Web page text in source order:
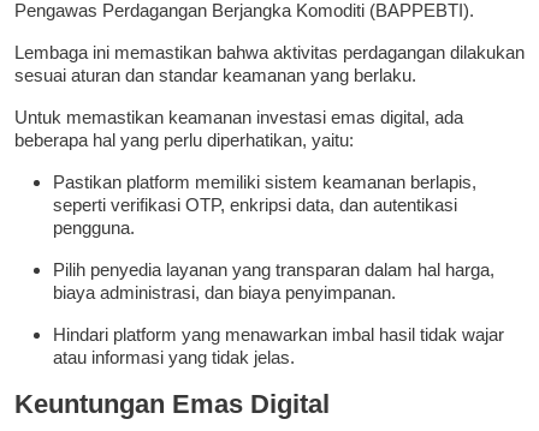
Pengawas Perdagangan Berjangka Komoditi (BAPPEBTI).
Lembaga ini memastikan bahwa aktivitas perdagangan dilakukan
sesuai aturan dan standar keamanan yang berlaku.
Untuk memastikan keamanan investasi emas digital, ada
beberapa hal yang perlu diperhatikan, yaitu:
Pastikan platform memiliki sistem keamanan berlapis,
seperti verifikasi OTP, enkripsi data, dan autentikasi
pengguna.
Pilih penyedia layanan yang transparan dalam hal harga,
biaya administrasi, dan biaya penyimpanan.
Hindari platform yang menawarkan imbal hasil tidak wajar
atau informasi yang tidak jelas.
Keuntungan Emas Digital